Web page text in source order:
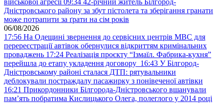
військової агресії 09:34 42-річний житель Білгород-
Дністровського району за збут пістолета та зберігання гранати
може потрапити за ґрати на сім років
06/08/2026
17:56 На Одещині звернення до сервісних центрів МВС для
перереєстрації автівок обернулися відкриттям кримінальних
проваджень 17:24 Реалізація проєкту “Ізмаїл. Фабрика-кухня”
перейшла до етапу укладення договору 16:43 У Білгород-
Дністровському районі сталася ДТП: рятувальники
деблокували постраждалу пасажирку з понівеченої автівки
16:21 Прикордонники Білгорода-Дністровського вшанували
пам’ять побратима Кислицького Олега, полеглого у 2014 році